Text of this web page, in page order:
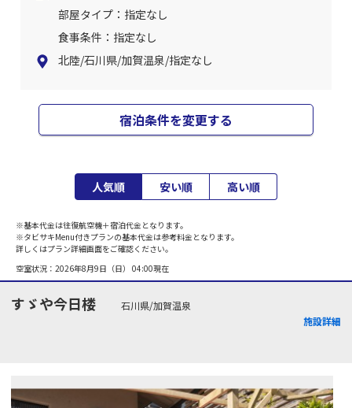
部屋タイプ：指定なし
食事条件：指定なし
北陸/石川県/加賀温泉/指定なし
宿泊条件を変更する
人気順 安い順 高い順
※基本代金は往復航空機＋宿泊代金となります。
※タビサキMenu付きプランの基本代金は参考料金となります。
詳しくはプラン詳細画面をご確認ください。
空室状況： 2026年8月9日（日） 04:00現在
すゞや今日楼
石川県/加賀温泉
施設詳細